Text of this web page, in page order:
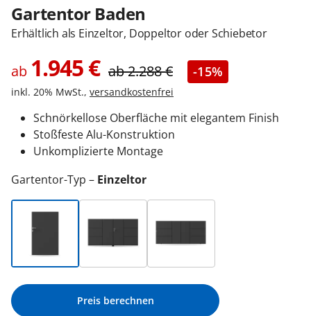
Anmelden / Registrieren
Gartentor Baden
Erhältlich als Einzeltor, Doppeltor oder Schiebetor
ab 1.945€ ab2.288€ -15%
inkl. 20% MwSt., versandkostenfrei
Schnörkellose Oberfläche mit elegantem Finish
Stoßfeste Alu-Konstruktion
Unkomplizierte Montage
Gartentor-Typ
Einzeltor
Preis berechnen